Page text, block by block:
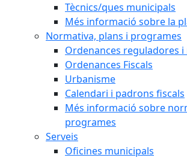
Tècnics/ques municipals
Més informació sobre la
Normativa, plans i programes
Ordenances reguladores
Ordenances Fiscals
Urbanisme
Calendari i padrons fiscals
Més informació sobre
programes
Serveis
Oficines municipals